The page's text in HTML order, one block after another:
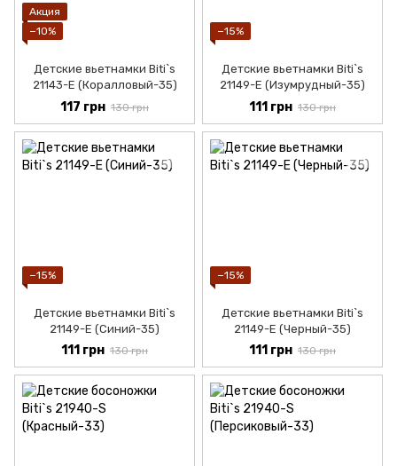
Акция
−10%
Детские вьетнамки Biti`s
21143-Е (Коралловый-35)
117 грн 130 грн
−15%
Детские вьетнамки Biti`s
21149-Е (Изумрудный-35)
111 грн 130 грн
−15%
Детские вьетнамки Biti`s
21149-Е (Синий-35)
111 грн 130 грн
−15%
Детские вьетнамки Biti`s
21149-Е (Черный-35)
111 грн 130 грн